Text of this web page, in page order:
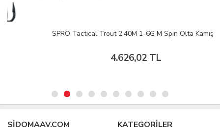
SPRO Tactical Trout 2.40M 1-6G M Spin Olta Kamışı
4.626,02 TL
SIDOMAAV.COM KATEGORİLER